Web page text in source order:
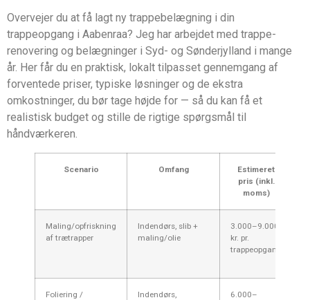
Overvejer du at få lagt ny trappebelægning i din
trappeopgang i Aabenraa? Jeg har arbejdet med trappe-
renovering og belægninger i Syd- og Sønderjylland i mange
år. Her får du en praktisk, lokalt tilpasset gennemgang af
forventede priser, typiske løsninger og de ekstra
omkostninger, du bør tage højde for — så du kan få et
realistisk budget og stille de rigtige spørgsmål til
håndværkeren.
Scenario Omfang
Estimeret
pris (inkl.
moms)
Maling/opfriskning
af trætrapper
Indendørs, slib +
maling/olie
3.000–9.000
kr. pr.
trappeopgang
Foliering /
Indendørs,
6.000–